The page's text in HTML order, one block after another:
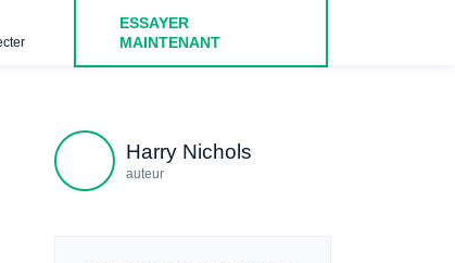
ESSAYER
MAINTENANT
Harry Nichols
auteur
Connexion Telegram sans numéro de téléphone : Lier